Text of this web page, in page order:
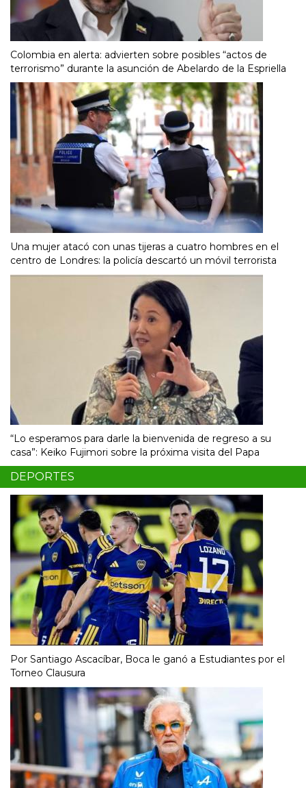
Colombia en alerta: advierten sobre posibles “actos de
terrorismo” durante la asunción de Abelardo de la Espriella
Una mujer atacó con unas tijeras a cuatro hombres en el
centro de Londres: la policía descartó un móvil terrorista
“Lo esperamos para darle la bienvenida de regreso a su
casa”: Keiko Fujimori sobre la próxima visita del Papa
DEPORTES
Por Santiago Ascacíbar, Boca le ganó a Estudiantes por el
Torneo Clausura